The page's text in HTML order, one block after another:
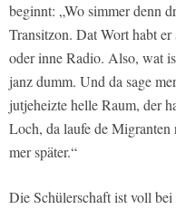
beginnt: „Wo simmer denn
Transitzon. Dat Wort habt
oder inne Radio. Also, wat
janz dumm. Und da sage
jutjeheizte helle Raum, der
Loch, da laufe de
mer später.“
Die Schülerschaft ist voll